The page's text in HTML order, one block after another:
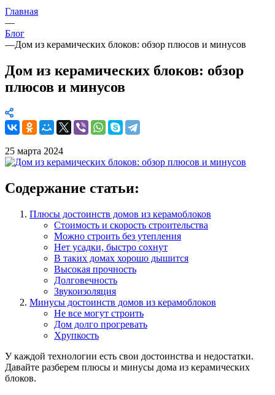
Главная
—
Блог
—Дом из керамических блоков: обзор плюсов и минусов
Дом из керамических блоков: обзор
плюсов и минусов
25 марта 2024
Содержание статьи:
Плюсы достоинств домов из керамоблоков
Стоимость и скорость строительства
Можно строить без утепления
Нет усадки, быстро сохнут
В таких домах хорошо дышится
Высокая прочность
Долговечность
Звукоизоляция
Минусы достоинств домов из керамоблоков
Не все могут строить
Дом долго прогревать
Хрупкость
У каждой технологии есть свои достоинства и недостатки.
Давайте разберем плюсы и минусы дома из керамических
блоков.